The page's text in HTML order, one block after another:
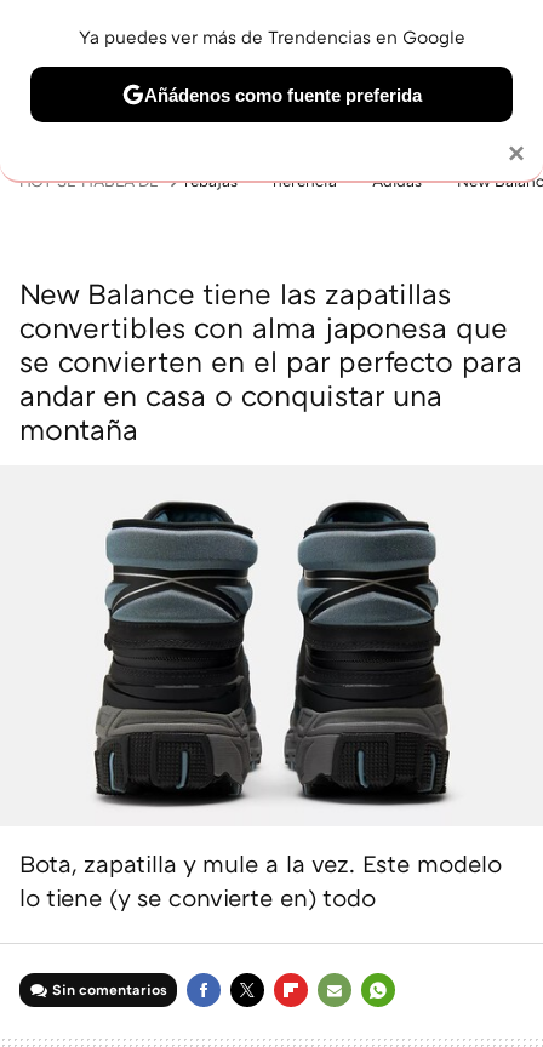
BELLEZA SHOPPING VIAJES GASTRO SNEAKERS
HOY SE HABLA DE rebajas herencia Adidas New
New Balance tiene las zapatillas
convertibles con alma japonesa que
se convierten en el par perfecto para
andar en casa o conquistar una
montaña
Bota, zapatilla y mule a la vez. Este modelo
lo tiene (y se convierte en) todo
Sin comentarios
×
Ya puedes ver más de Trendencias en Google
Añádenos como fuente preferida